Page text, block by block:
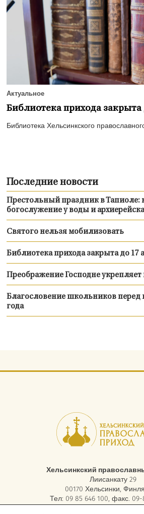
Актуальное
Библиотека прихода закрыта
Библиотека Хельсинкского
Последние новости
Престольный праздник в Тапиоле:
богослужение у воды и
Святого нельзя мобилизовать
Библиотека прихода закрыта до 17
Преображение Господне укрепляет
Благословение школьников перед
года
Хельсинкский
Лиисанкату 29
00170 Хельсинки,
Тел: 09 85 646 100, факс. 09-
электронная почта: